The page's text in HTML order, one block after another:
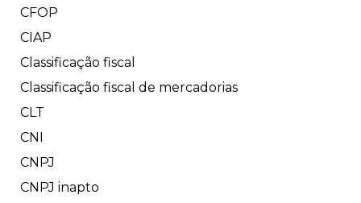
CFOP
CIAP
Classificação fiscal
Classificação fiscal de mercadorias
CLT
CNI
CNPJ
CNPJ inapto